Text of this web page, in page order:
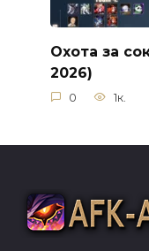
Охота за
2026)
0 1к.